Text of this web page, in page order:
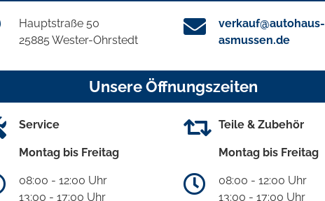
Hauptstraße 50
25885 Wester-Ohrstedt
verkauf@autohaus-
asmussen.de
Unsere Öffnungszeiten
Service
Montag bis Freitag
08:00 - 12:00 Uhr
13:00 - 17:00 Uhr
Teile & Zubehör
Montag bis Freitag
08:00 - 12:00 Uhr
13:00 - 17:00 Uhr